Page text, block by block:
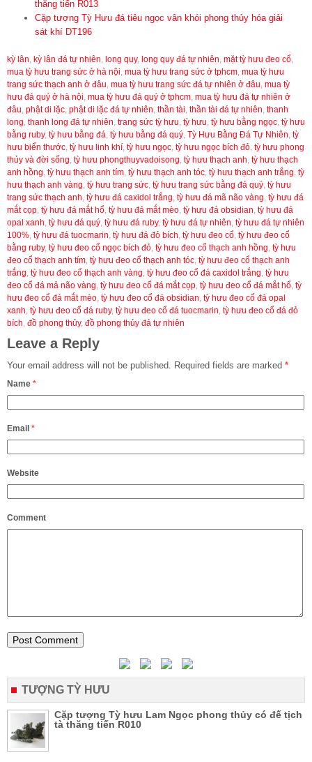
thăng tiến R013
Cặp tượng Tỳ Hưu đá tiêu ngọc vân khói phong thủy hóa giải
sát khí DT196
kỳ lân, kỳ lân đá tự nhiên, long quy, long quy đá tự nhiên, mặt tỳ hưu đeo cổ,
mua tỳ hưu trang sức ở hà nội, mua tỳ hưu trang sức ở tphcm, mua tỳ hưu
trang sức thạch anh ở đâu, mua tỳ hưu trang sức đá tự nhiên ở đâu, mua tỳ
hưu đá quý ở hà nội, mua tỳ hưu đá quý ở tphcm, mua tỳ hưu đá tự nhiên ở
đâu, phật di lặc, phật di lặc đá tự nhiên, thần tài, thần tài đá tự nhiên, thanh
long, thanh long đá tự nhiên, trang sức tỳ hưu, tỳ hưu, tỳ hưu bằng ngọc, tỳ hưu
bằng ruby, tỳ hưu bằng đá, tỳ hưu bằng đá quý, Tỳ Hưu Bằng Đá Tự Nhiên, tỳ
hưu biển thước, tỳ hưu linh khí, tỳ hưu ngọc, tỳ hưu ngọc bích đỏ, tỳ hưu phong
thủy và đời sống, tỳ hưu phongthuyvadoisong, tỳ hưu thạch anh, tỳ hưu thạch
anh hồng, tỳ hưu thạch anh tím, tỳ hưu thạch anh tóc, tỳ hưu thạch anh trắng, tỳ
hưu thạch anh vàng, tỳ hưu trang sức, tỳ hưu trang sức bằng đá quý, tỳ hưu
trang sức thạch anh, tỳ hưu đá caxidol trắng, tỳ hưu đá mã não vàng, tỳ hưu đá
mắt cọp, tỳ hưu đá mắt hổ, tỳ hưu đá mắt mèo, tỳ hưu đá obsidian, tỳ hưu đá
opal xanh, tỳ hưu đá quý, tỳ hưu đá ruby, tỳ hưu đá tự nhiên, tỳ hưu đá tự nhiên
100%, tỳ hưu đá tuocmarin, tỳ hưu đá đỏ bích, tỳ hưu đeo cổ, tỳ hưu đeo cổ
bằng ruby, tỳ hưu đeo cổ ngọc bích đỏ, tỳ hưu đeo cổ thạch anh hồng, tỳ hưu
đeo cổ thạch anh tím, tỳ hưu đeo cổ thạch anh tóc, tỳ hưu đeo cổ thạch anh
trắng, tỳ hưu đeo cổ thạch anh vàng, tỳ hưu đeo cổ đá caxidol trắng, tỳ hưu
đeo cổ đá mả não vàng, tỳ hưu đeo cổ đá mắt cọp, tỳ hưu đeo cổ đá mắt hổ, tỳ
hưu đeo cổ đá mắt mèo, tỳ hưu đeo cổ đá obsidian, tỳ hưu đeo cổ đá opal
xanh, tỳ hưu đeo cổ đá ruby, tỳ hưu đeo cổ đá tuocmarin, tỳ hưu đeo cổ đá đỏ
bích, đồ phong thủy, đồ phong thủy đá tự nhiên
Leave a Reply
Your email address will not be published. Required fields are marked *
Name *
Email *
Website
Comment
TƯỢNG TỲ HƯU
Cặp tượng Tỳ hưu Lam Ngọc phong thủy có đế tịch
tà thăng tiến R010